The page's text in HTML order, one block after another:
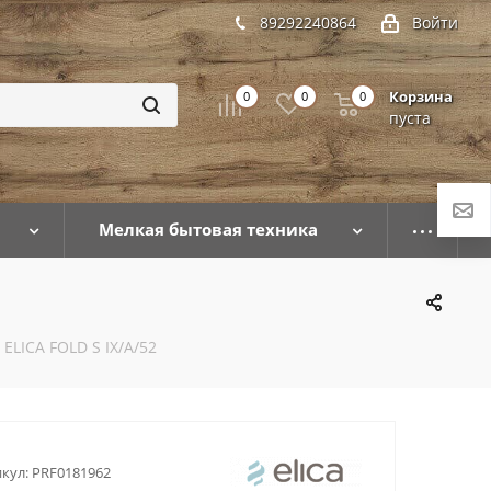
Войти
89292240864
0 0 Корзина
пуста
0
Мелкая бытовая техника
FOLD S IX/A/52
PRF0181962